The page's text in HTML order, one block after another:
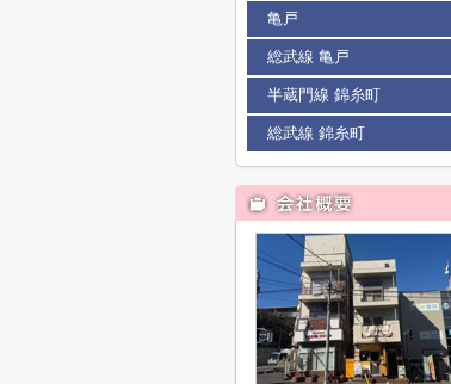
亀戸
総武線 亀戸
半蔵門線 錦糸町
総武線 錦糸町